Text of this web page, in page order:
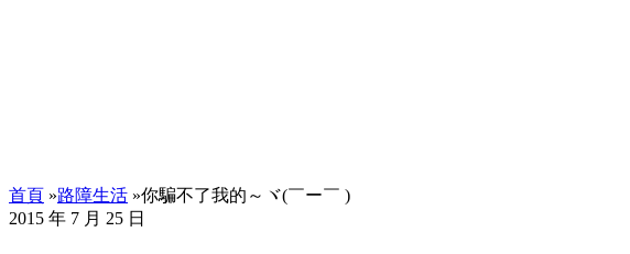
首頁 »路障生活 »你騙不了我的～ヾ(￣ー￣ )
2015 年 7 月 25 日